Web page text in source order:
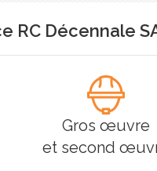
RC Décennale
Gros œuvre
et second